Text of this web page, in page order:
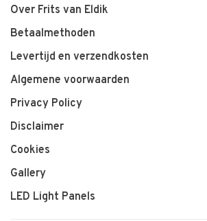
Over Frits van Eldik
Betaalmethoden
Levertijd en verzendkosten
Algemene voorwaarden
Privacy Policy
Disclaimer
Cookies
Gallery
LED Light Panels